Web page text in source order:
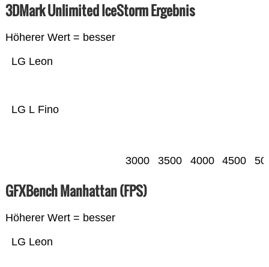
3DMark Unlimited IceStorm Ergebnis
Höherer Wert = besser
LG L Fino
LG Leon
3000 3500 4000 4500
GFXBench Manhattan (FPS)
Höherer Wert = besser
LG Leon